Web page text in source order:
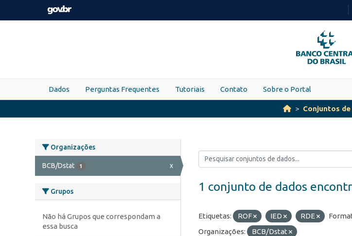
Skip to main content
PARA
O
Dados Perguntas Frequentes Tutoriais Contato Sobre o Portal
Conjuntos de
Organizações
BCB/Dstat 1 x
Grupos
Não há Grupos que correspondam a
essa busca
1 conjunto de dados
Etiquetas: ROF IED RDE
Organizações:
BCB/Dstat